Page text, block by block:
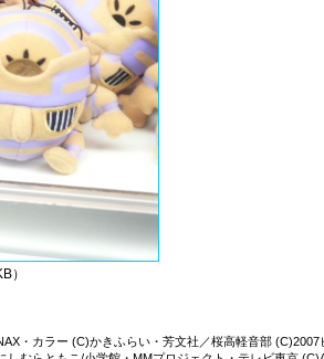
）
・カラー (C)かきふらい・芳文社／桜高軽音部